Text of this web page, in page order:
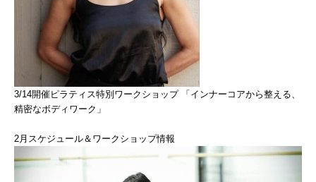
3/14開催ピラティス特別ワークショップ 「インナーコアから整える、
精密なボディワーク」
2月スケジュール＆ワークショップ情報